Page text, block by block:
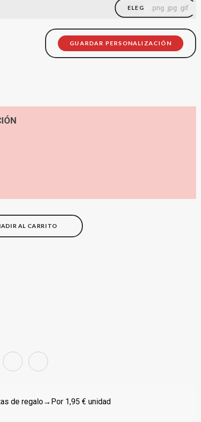
ELEGIR FICHERO
.png .jpg .gif
GUARDAR PERSONALIZACIÓN
AL CARRITO
de regalo→Por 1,95 € unidad